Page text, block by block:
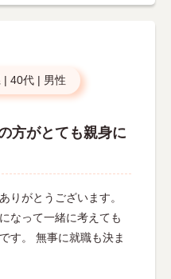
| 40代 | 男性
方がとても親身に
りがとうございます。
なって一緒に考えても
す。 無事に就職も決ま